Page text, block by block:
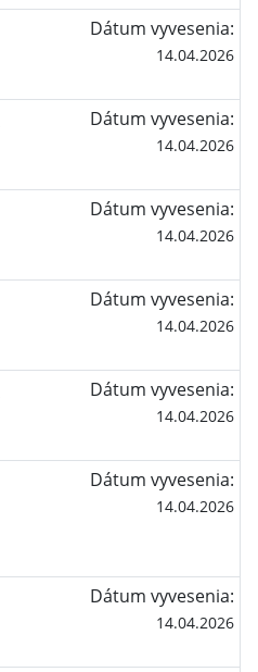
Dátum vyvesenia:
14.04.2026
Dátum vyvesenia:
14.04.2026
Dátum vyvesenia:
14.04.2026
Dátum vyvesenia:
14.04.2026
Dátum vyvesenia:
14.04.2026
Dátum vyvesenia:
14.04.2026
Dátum vyvesenia:
14.04.2026